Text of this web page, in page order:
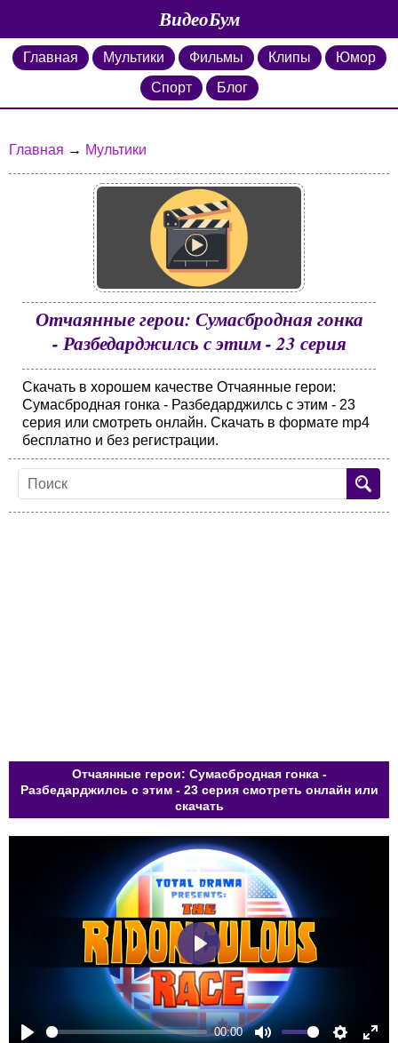
ВидеоБум
Главная Мультики Фильмы Клипы
Юмор
Спорт
Блог
Главная → Мультики
Отчаянные герои: Сумасбродная гонка
- Разбедарджилсь с этим - 23 серия
Скачать в хорошем качестве Отчаянные герои:
Сумасбродная гонка - Разбедарджилсь с этим - 23
серия или смотреть онлайн. Скачать в формате mp4
бесплатно и без регистрации.
Отчаянные герои: Сумасбродная гонка -
Разбедарджилсь с этим - 23 серия смотреть онлайн или
скачать
00:00
Play